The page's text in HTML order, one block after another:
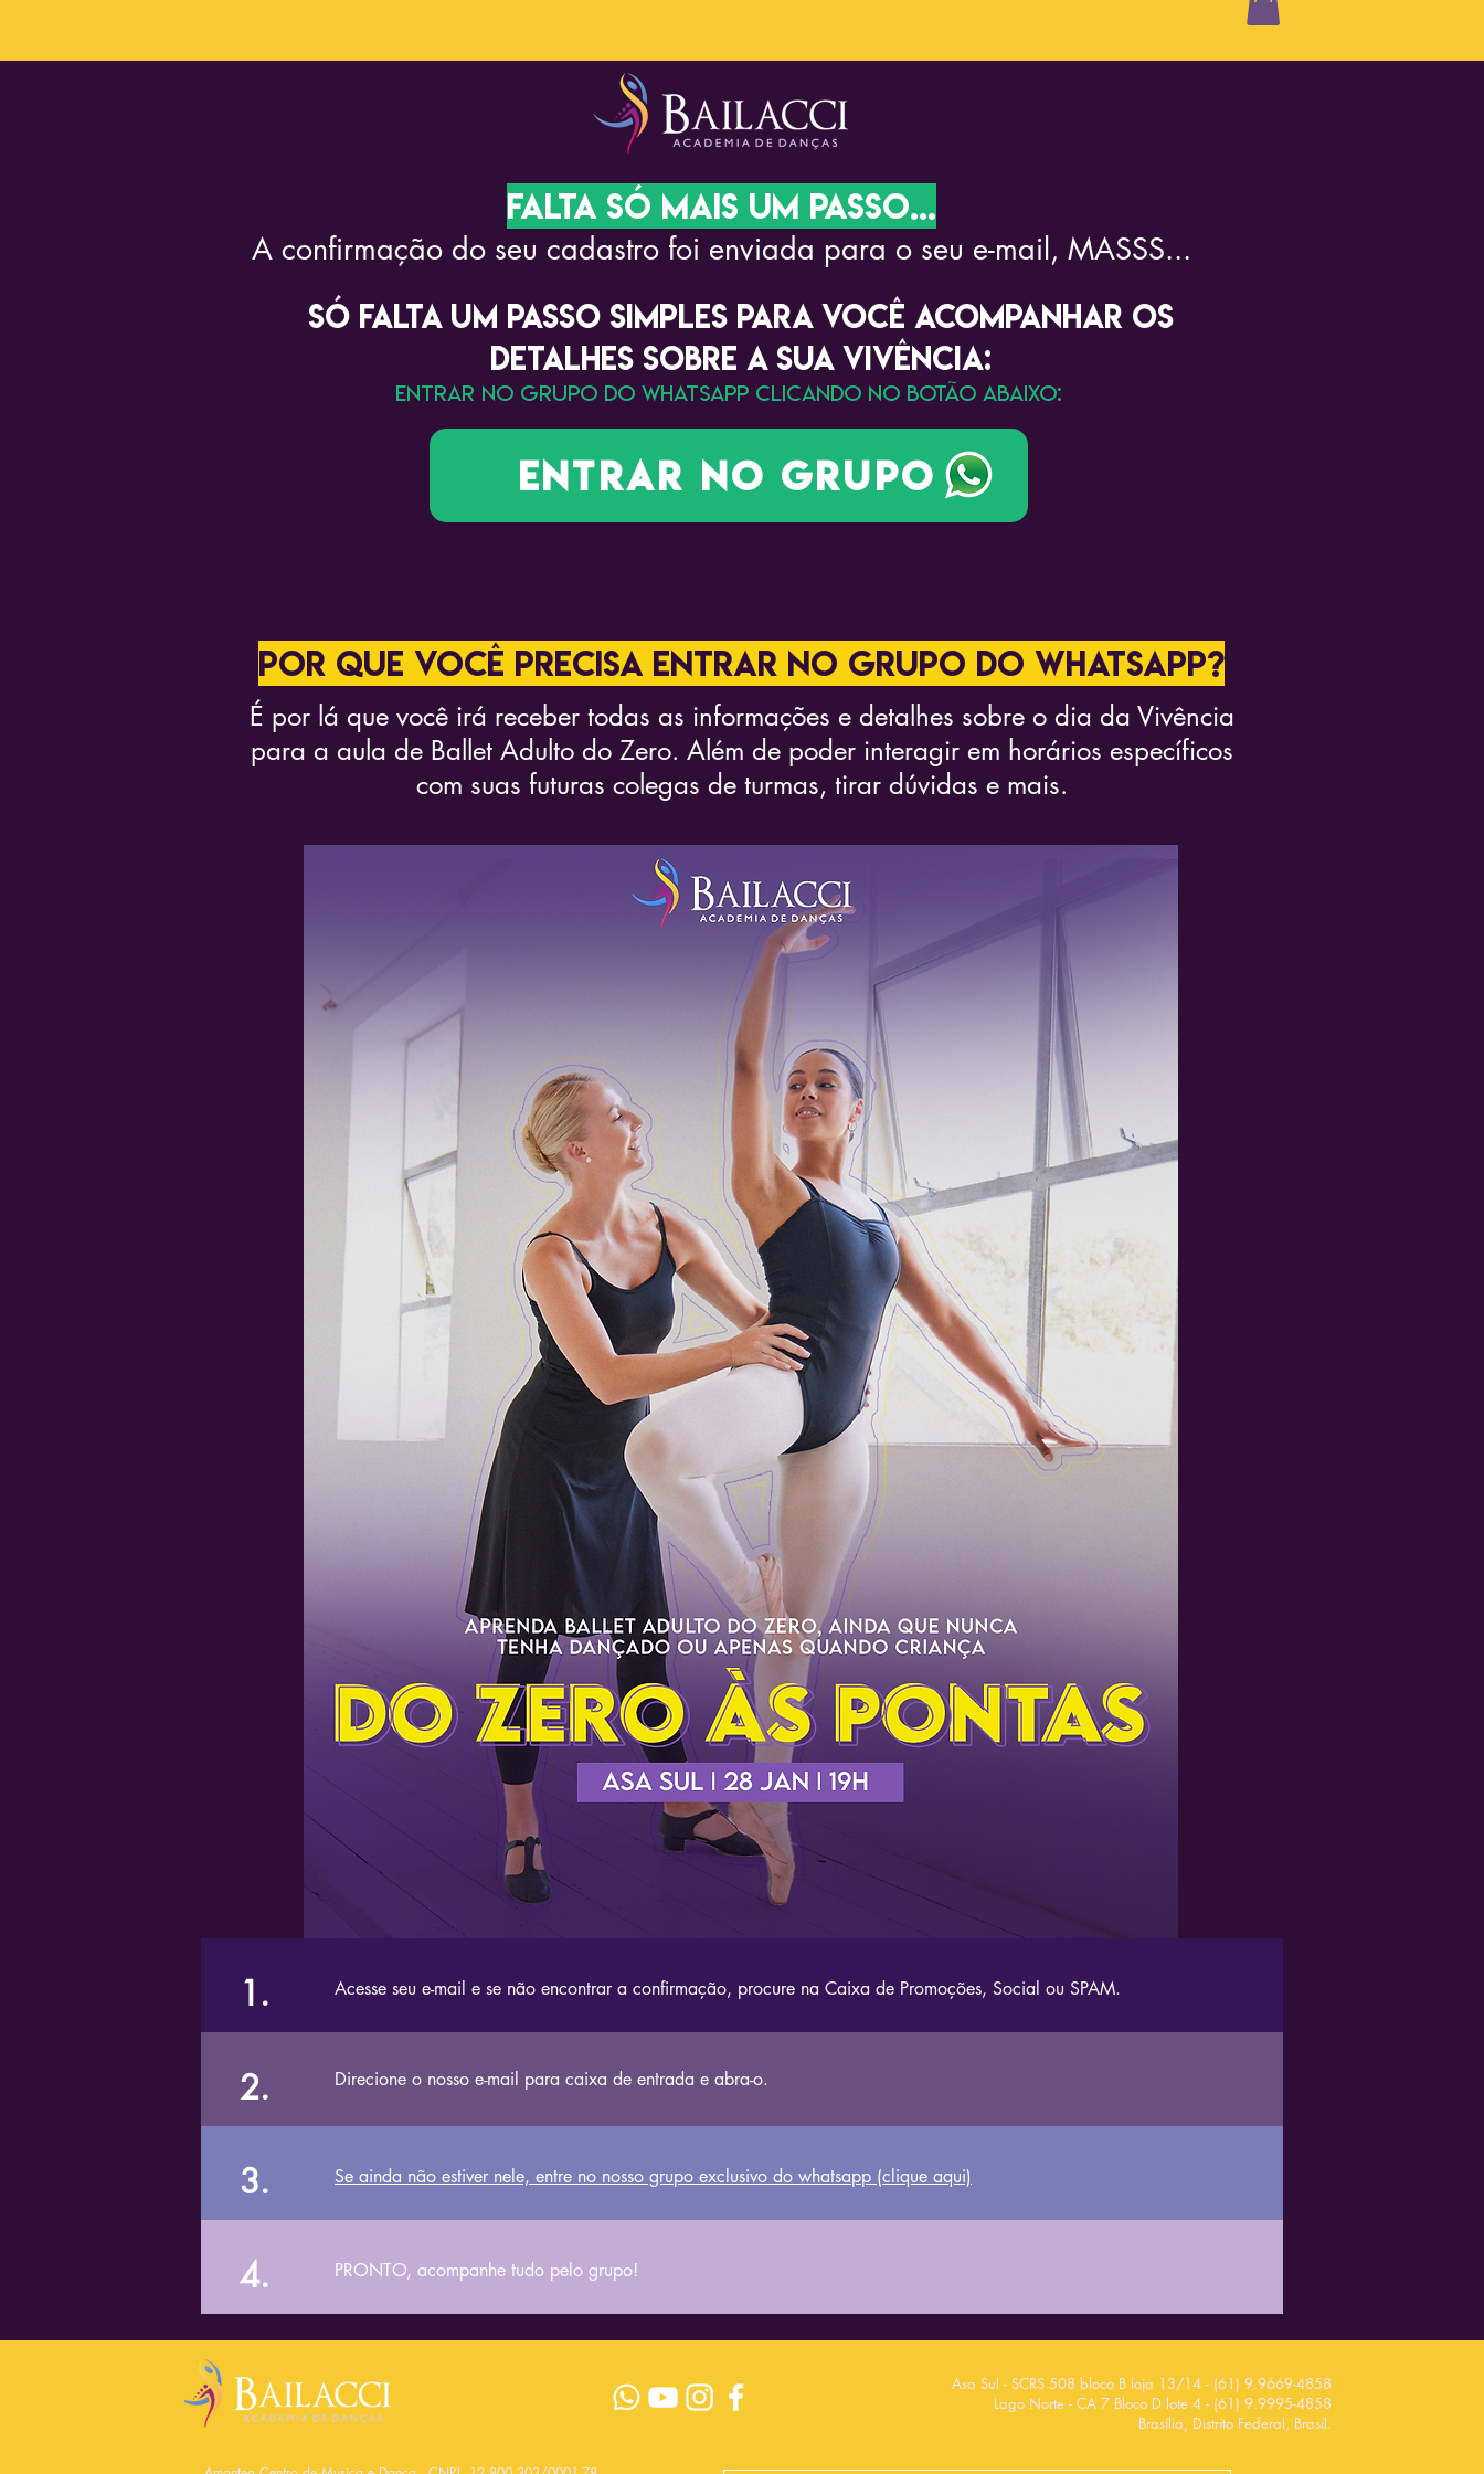
FALTA SÓ MAIS UM PASSO...
A confirmação do seu cadastro foi enviada para o seu e-mail, MASSS...
sÓ FALTA UM PASSO SIMPLES PARA VOCÊ ACOMPANHAR OS
DETALHES SOBRE A SUA VIVÊNCIA:
ENTRAR NO GRUPO DO WHATSAPP CLICANDO NO BOTÃO ABAIXO:
Entrar no grupo
POR QUE VOCÊ PRECISA ENTRAR NO GRUPO DO WHATSAPP?
É por lá que você irá receber todas as informações e detalhes sobre o dia da Vivência
para a aula de Ballet Adulto do Zero. Além de poder interagir em horários específicos
com suas futuras colegas de turmas, tirar dúvidas e mais.
1. Acesse seu e-mail e se não encontrar a confirmação, procure na Caixa de Promoções, Social ou SPAM.
2. Direcione o nosso e-mail para caixa de entrada e abra-o.​
3. Se ainda não estiver nele, entre no nosso grupo exclusivo do whatsapp (clique aqui)
4. PRONTO, acompanhe tudo pelo grupo!
Asa Sul - SCRS 508 bloco B loja 13/14 - (61) 9.9669-4858
Lago Norte - CA 7 Bloco D lote 4 - (61) 9.9995-4858
Brasília, Distrito Federal, Brasil.